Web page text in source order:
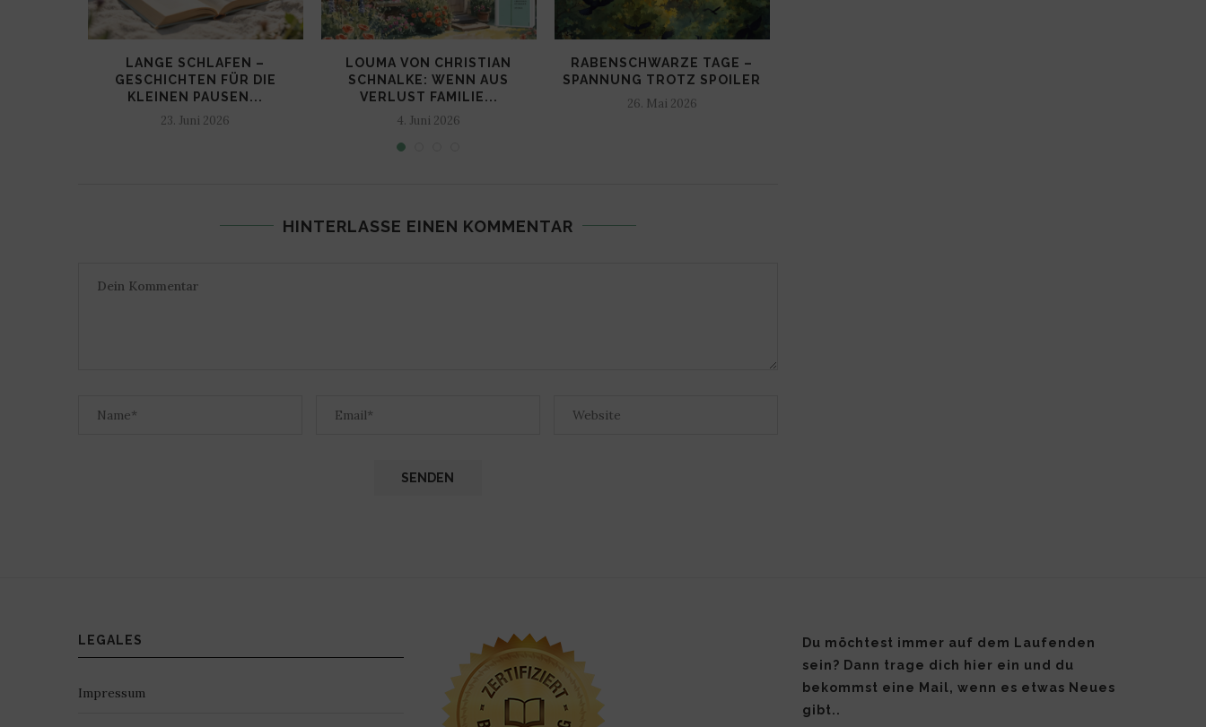
LANGE SCHLAFEN –
GESCHICHTEN FÜR DIE
KLEINEN PAUSEN...
23. Juni 2026
LOUMA VON CHRISTIAN
SCHNALKE: WENN AUS
VERLUST FAMILIE...
4. Juni 2026
RABENSCHWARZE TAGE –
SPANNUNG TROTZ SPOILER
26. Mai 2026
HINTERLASSE EINEN KOMMENTAR
LEGALES
Impressum
Du möchtest immer auf dem Laufenden
sein? Dann trage dich hier ein und du
bekommst eine Mail, wenn es etwas Neues
gibt..